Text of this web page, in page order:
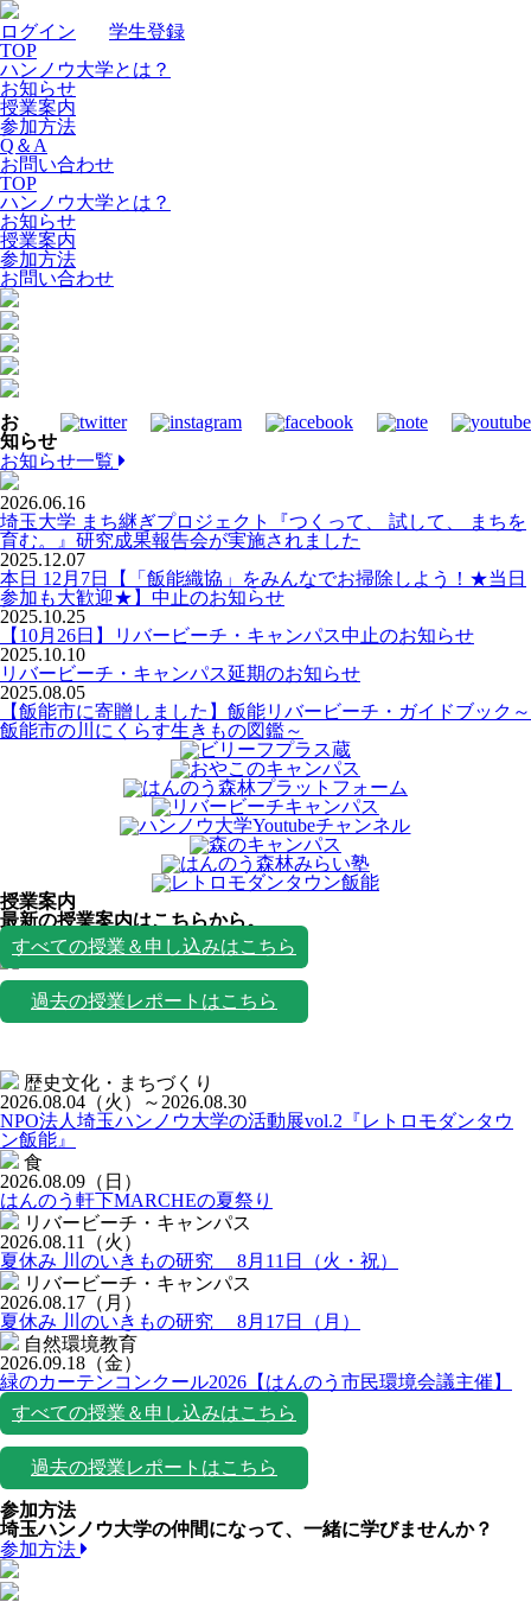
ログイン
学生登録
TOP
ハンノウ大学とは？
お知らせ
授業案内
参加方法
Q＆A
お問い合わせ
TOP
ハンノウ大学とは？
お知らせ
授業案内
参加方法
お問い合わせ
お
知らせ
お知らせ一覧
2026.06.16
埼玉大学 まち継ぎプロジェクト『つくって、 試して、 まちを
育む。』研究成果報告会が実施されました
2025.12.07
本日 12月7日【「飯能織協」をみんなでお掃除しよう！★当日
参加も大歓迎★】中止のお知らせ
2025.10.25
【10月26日】リバービーチ・キャンパス中止のお知らせ
2025.10.10
リバービーチ・キャンパス延期のお知らせ
2025.08.05
【飯能市に寄贈しました】飯能リバービーチ・ガイドブック～
飯能市の川にくらす生きもの図鑑～
授業案内
最新の授業案内はこちらから。
授業一覧
すべての授業＆申し込みはこちら
過去の授業レポートはこちら
歴史文化・まちづくり
2026.08.04 （火）
～2026.08.30
NPO法人埼玉ハンノウ大学の活動展vol.2『レトロモダンタウ
ン飯能』
食
2026.08.09 （日）
はんのう軒下MARCHEの夏祭り
リバービーチ・キャンパス
2026.08.11
（火）
夏休み 川のいきもの研究 8月11日（火・祝）
リバービーチ・キャンパス
2026.08.17 （月）
夏休み 川のいきもの研究 8月17日（月）
自然環境教育
2026.09.18 （金）
緑のカーテンコンクール2026【はんのう市民環境会議主催】
すべての授業＆申し込みはこちら
過去の授業レポートはこちら
参加方法
埼玉ハンノウ大学の仲間になって、一緒に学びませんか？
参加方法